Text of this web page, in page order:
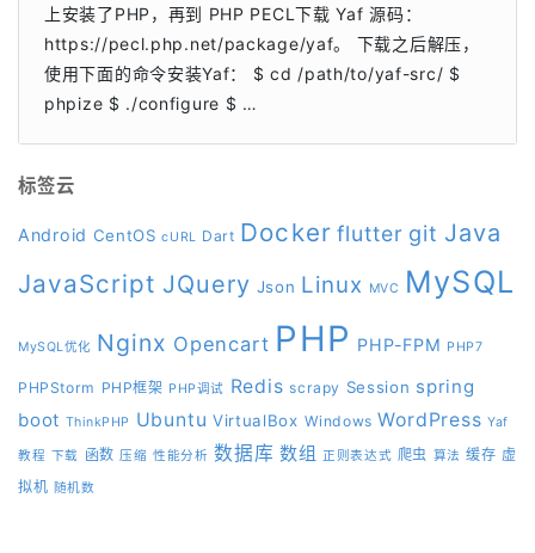
上安装了PHP，再到 PHP PECL下载 Yaf 源码：
https://pecl.php.net/package/yaf。 下载之后解压，
使用下面的命令安装Yaf： $ cd /path/to/yaf-src/ $
phpize $ ./configure $ …
标签云
Android CentOS cURL Dart Docker flutter git Java
JavaScript JQuery Json Linux MVC MySQL
MySQL优化 Nginx Opencart PHP PHP-FPM PHP7
PHPStorm PHP框架 PHP调试 Redis scrapy Session spring
boot ThinkPHP Ubuntu VirtualBox Windows WordPress Yaf
教程 下载 函数 压缩 性能分析 数据库 数组 正则表达式 爬虫 算法 缓存 虚
拟机 随机数